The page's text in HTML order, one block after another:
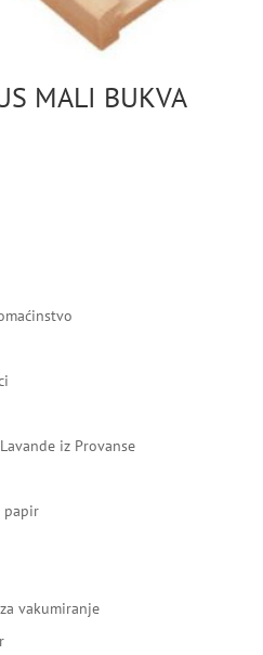
MALI BUKVA
iz Provanse
papir
vakumiranje